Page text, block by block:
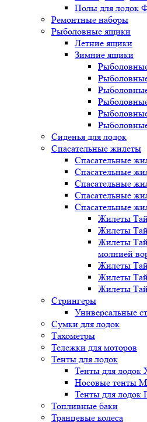
Полы для лодок
Ремонтные наборы
Рыболовные ящики
Летние ящики
Зимние ящики
Сиденья для лодок
Спасательные жилеты
Спасательные
Спасательные
Спасательные
Спасательные
Спасательные
Жилеты
Жилеты
Жилеты
молнией
Жилеты
Жилеты
Жилеты
Стрингеры
Универсальные
Сумки для лодок
Тахометры
Тележки для моторов
Тенты для лодок
Тенты для лодок
Носовые тенты
Тенты для лодок
Топливные баки
Транцевые колеса